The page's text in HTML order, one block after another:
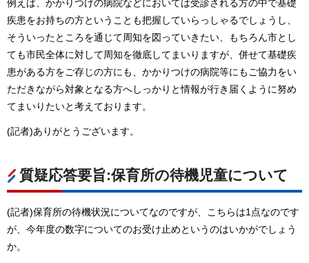
例えば、かかりつけの病院などにおいては受診される方の中で基礎
疾患をお持ちの方ということも把握していらっしゃるでしょうし、
そういったところを通じて周知を図っていきたい、もちろん市とし
ても市民全体に対して周知を徹底してまいりますが、併せて基礎疾
患がある方をご存じの方にも、かかりつけの病院等にもご協力をい
ただきながら対象となる方へしっかりと情報が行き届くように努め
てまいりたいと考えております。
(記者)ありがとうございます。
質疑応答要旨:保育所の待機児童について
(記者)保育所の待機状況についてなのですが、こちらは1点なのです
が、今年度の数字についてのお受け止めというのはいかがでしょう
か。